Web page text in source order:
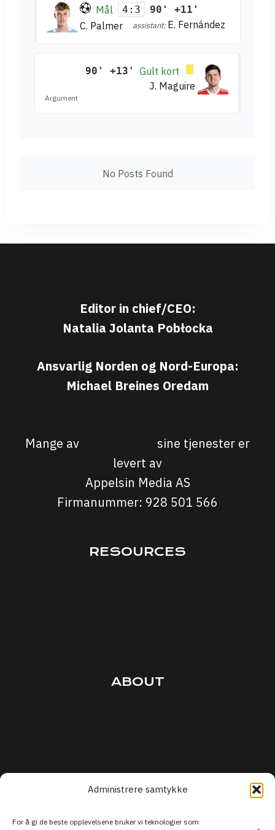
Administrere samtykke
For å gi de beste opplevelsene bruker vi teknologier som
Mål 4:3 90' +11'
C. Palmer assistant: E. Fernández
90' +13'
Gult kort
J. Maguire
Argument
No Posts Found
Editor in chief/CEO:
Natalia Jolanta Pobłocka
Ansvarlig Norden og Nord-Europa:
Michael Breines Oredam
Mange av
sine tjenester er
levert av
Appelsin Media AS
Firmanummer: 928 501 566
RESOURCES
ABOUT
Support